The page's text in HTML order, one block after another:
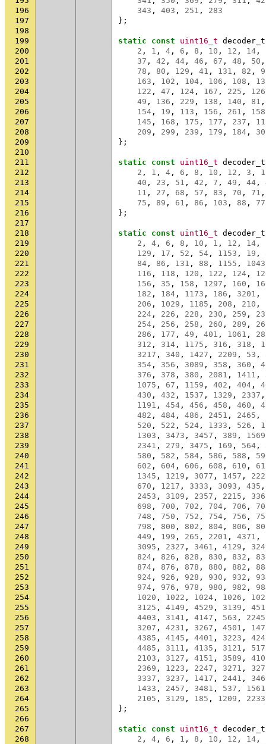
196
343 , 403 , 251 ,
283
197
};
198
199
static const uint16_t
200
2 , 1 , 4 , 6 , 8 , 10 , 12 , 14 ,
201
37 , 42 , 44 , 46 , 67 , 48 , 50 ,
202
78 , 80 , 129 , 41 , 131 , 82 , 9
203
163 , 102 , 104 , 106 , 108 ,
204
122 , 47 , 124 , 167 , 225 , 126
205
49 , 136 , 229 , 138 , 140 , 81 ,
206
154 , 19 , 113 , 156 , 261 , 158
207
145 , 168 , 175 , 177 , 237 ,
208
209 , 299 , 239 , 179 , 184 ,
209
};
210
211
static const uint16_t
212
2 , 1 , 4 , 6 , 8 , 10 , 12 , 3 ,
213
40 , 23 , 51 , 42 , 7 , 49 , 44 ,
214
11 , 27 , 68 , 57 , 83 , 70 , 71 ,
215
75 , 89 , 61 , 86 , 103 , 88 , 77
216
};
217
218
static const uint16_t
219
2 , 4 , 6 , 8 , 10 , 1 , 12 , 14 ,
220
129 , 17 , 52 , 54 , 1153 , 19 ,
221
84 , 86 , 131 , 88 , 1155 , 1043
222
116 , 118 , 120 , 122 , 124 ,
223
156 , 35 , 158 , 1297 , 160 ,
224
182 , 184 , 1173 , 186 , 3201 ,
225
206 , 1029 , 1185 , 208 , 210 ,
226
224 , 226 , 228 , 230 , 259 ,
227
254 , 256 , 258 , 260 , 289 ,
228
286 , 177 , 49 , 401 , 1061 ,
229
312 , 314 , 1175 , 316 , 318 ,
230
3217 , 340 , 1427 , 2209 , 53 ,
231
354 , 356 , 3089 , 358 , 360 ,
232
376 , 378 , 380 , 2081 , 1411 ,
233
1075 , 67 , 1159 , 402 , 404 ,
234
430 , 432 , 1537 , 1329 , 2337 ,
235
1191 , 454 , 456 , 458 , 460 ,
236
482 , 484 , 486 , 2451 , 2465 ,
237
520 , 522 , 524 , 1333 , 526 ,
238
1303 , 3473 , 3457 , 389 , 1569
239
2341 , 279 , 3475 , 169 , 564 ,
240
580 , 582 , 584 , 586 , 588 ,
241
602 , 604 , 606 , 608 , 610 ,
242
1345 , 1219 , 3077 , 1457 ,
243
670 , 1217 , 3333 , 3093 , 435 ,
244
2453 , 3109 , 2357 , 2215 ,
245
698 , 700 , 702 , 704 , 706 ,
246
748 , 750 , 752 , 754 , 756 ,
247
798 , 800 , 802 , 804 , 806 ,
248
449 , 199 , 265 , 2201 , 4371 ,
249
3095 , 2327 , 3461 , 4129 ,
250
824 , 826 , 828 , 830 , 832 ,
251
874 , 876 , 878 , 880 , 882 ,
252
924 , 926 , 928 , 930 , 932 ,
253
974 , 976 , 978 , 980 , 982 ,
254
1020 , 1022 , 1024 , 1026 ,
255
3125 , 4149 , 4529 , 3139 ,
256
4403 , 3141 , 4147 , 563 , 2245
257
3207 , 4231 , 3267 , 4501 ,
258
4385 , 4145 , 4401 , 3223 ,
259
4485 , 3111 , 4135 , 3121 , 517
260
2103 , 3127 , 4151 , 3589 ,
261
2369 , 1223 , 2247 , 3271 , 327
262
3337 , 3237 , 1417 , 2441 ,
263
1433 , 2457 , 3481 , 537 , 1561
264
2105 , 3129 , 185 , 1209 , 2233
265
};
266
267
static const uint16_t
268
2 , 4 , 6 , 1 , 8 , 10 , 12 , 14 ,